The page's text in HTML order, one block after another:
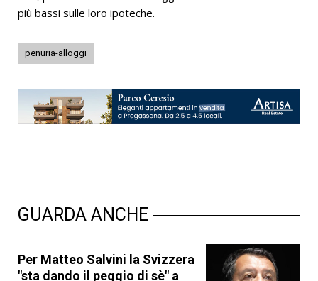
più bassi sulle loro ipoteche.
penuria-alloggi
GUARDA ANCHE
Per Matteo Salvini la Svizzera
"sta dando il peggio di sè" a